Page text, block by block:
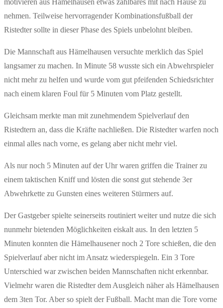
nehmen. Teilweise hervorragender Kombinationsfußball der
Ristedter sollte in dieser Phase des Spiels unbelohnt bleiben.
Die Mannschaft aus Hämelhausen versuchte merklich das Spiel
langsamer zu machen. In Minute 58 wusste sich ein Abwehrspieler
nicht mehr zu helfen und wurde vom gut pfeifenden Schiedsrichter
nach einem klaren Foul für 5 Minuten vom Platz gestellt.
Gleichsam merkte man mit zunehmendem Spielverlauf den
Ristedtern an, dass die Kräfte nachließen. Die Ristedter warfen noch
einmal alles nach vorne, es gelang aber nicht mehr viel.
Als nur noch 5 Minuten auf der Uhr waren griffen die Trainer zu
einem taktischen Kniff und lösten die sonst gut stehende 3er
Abwehrkette zu Gunsten eines weiteren Stürmers auf.
Der Gastgeber spielte seinerseits routiniert weiter und nutze die sich
nunmehr bietenden Möglichkeiten eiskalt aus. In den letzten 5
Minuten konnten die Hämelhausener noch 2 Tore schießen, die den
Spielverlauf aber nicht im Ansatz wiederspiegeln. Ein 3 Tore
Unterschied war zwischen beiden Mannschaften nicht erkennbar.
Vielmehr waren die Ristedter dem Ausgleich näher als Hämelhausen
dem 3ten Tor. Aber so spielt der Fußball. Macht man die Tore vorne